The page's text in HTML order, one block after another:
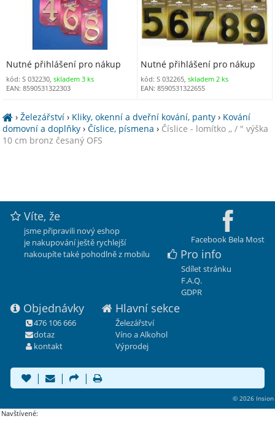
Nutné přihlášení pro nákup
kód: S 032230, skladem 3 ks
EAN: 8590531322303
Nutné přihlášení pro nákup
kód: S 032265,skladem 2 ks
EAN: 8590531322655
›Železářství › Kliky, okenní a dveřní kování, panty › Kování
domovní a doplňky ›Číslice, písmena › Číslice - lomítko ,, / " výška
10 cm bronz česaný OFS
Facebook Bela Most
Víte, že
jsme připravili nový eshop
je nakupování ještě rychlejší
nakoupíte také pohodlně z mobilu
Pro info
Sdílet stránku
F.A.Q.
GDPR
Objednávky
476 106 666
dotaz
kontakt
Hlavní sekce
Železářství
Víno a Alkohol
Výprodej
| | |
© 2026 Insion
Navštívené: